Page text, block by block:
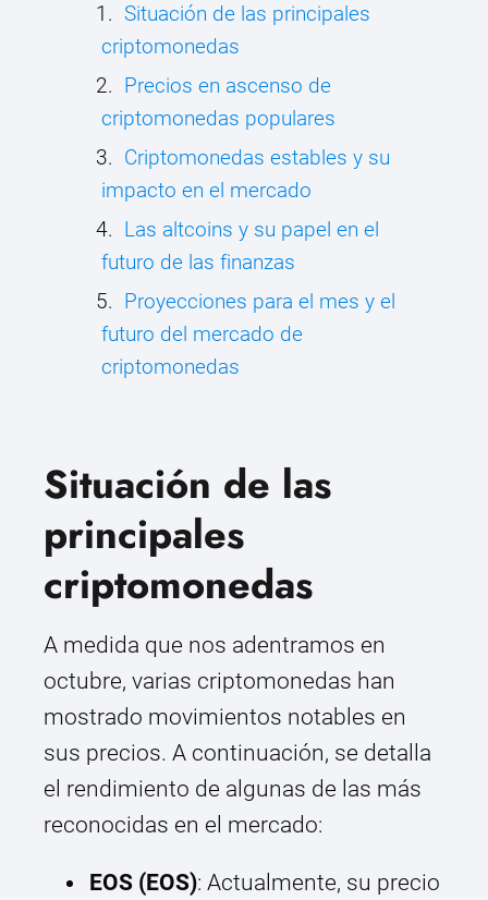
Situación de las principales
criptomonedas
Precios en ascenso de
criptomonedas populares
Criptomonedas estables y su
impacto en el mercado
Las altcoins y su papel en el
futuro de las finanzas
Proyecciones para el mes y el
futuro del mercado de
criptomonedas
Situación de las
principales
criptomonedas
A medida que nos adentramos en
octubre, varias criptomonedas han
mostrado movimientos notables en
sus precios. A continuación, se detalla
el rendimiento de algunas de las más
reconocidas en el mercado:
EOS (EOS): Actualmente, su precio